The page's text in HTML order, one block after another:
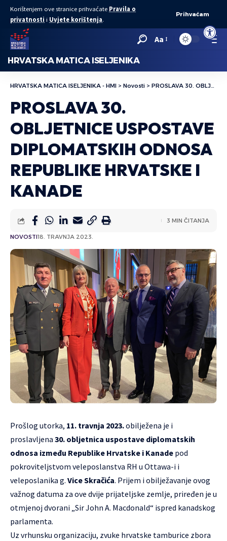
Open
Korištenjem ove stranice prihvaćate Pravila o
privatnosti i Uvjete korištenja.
Prihvaćam
Aa
HRVATSKA MATICA ISELJENIKA
HRVATSKA MATICA ISELJENIKA - HMI > Novosti > PROSLAVA 30. OBLJETNICE USPOSTAVE DIPLOMATSKIH ODNOSA REPUBLIKE HRVATSKE I KANADE
PROSLAVA 30.
OBLJETNICE USPOSTAVE
DIPLOMATSKIH ODNOSA
REPUBLIKE HRVATSKE I
KANADE
NOVOSTI18. TRAVNJA 2023.
3 MIN ČITANJA
Prošlog utorka, 11. travnja 2023.obilježena je i
proslavljena 30. obljetnica uspostave diplomatskih
odnosa između Republike Hrvatske i Kanade pod
pokroviteljstvom veleposlanstva RH u Ottawa-i i
veleposlanika g. Vice Skračića. Prijem i obilježavanje ovog
važnog datuma za ove dvije prijateljske zemlje, priređen je u
otmjenoj dvorani „Sir John A. Macdonald“ ispred kanadskog
parlamenta.
Uz vrhunsku organizaciju, zvuke hrvatske tamburice zbora